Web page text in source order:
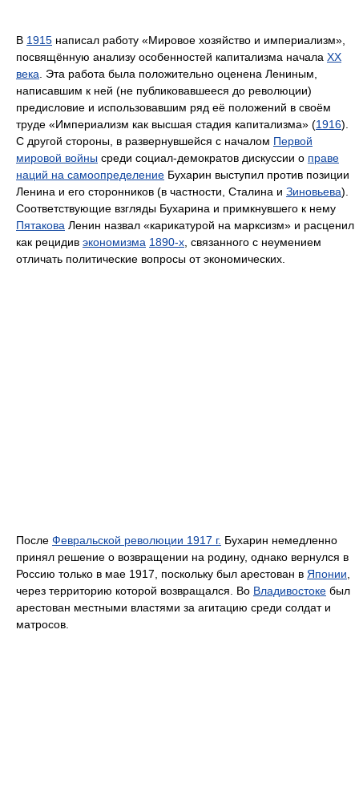
В 1915 написал работу «Мировое хозяйство и империализм»,
посвящённую анализу особенностей капитализма начала XX
века . Эта работа была положительно оценена Лениным,
написавшим к ней (не публиковавшееся до революции)
предисловие и использовавшим ряд её положений в своём
труде «Империализм как высшая стадия капитализма» (1916).
С другой стороны, в развернувшейся с началом Первой
мировой войны среди социал-демократов дискуссии о праве
наций на самоопределение Бухарин выступил против позиции
Ленина и его сторонников (в частности, Сталина и Зиновьева).
Соответствующие взгляды Бухарина и примкнувшего к нему
Пятакова Ленин назвал «карикатурой на марксизм» и расценил
как рецидив экономизма 1890-x , связанного с неумением
отличать политические вопросы от экономических.
После Февральской революции 1917 г. Бухарин немедленно
принял решение о возвращении на родину, однако вернулся в
Россию только в мае 1917, поскольку был арестован в Японии
через территорию которой возвращался. Во Владивостоке был
арестован местными властями за агитацию среди солдат и
матросов.